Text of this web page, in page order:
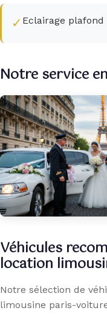
✓ Eclairage plafond
Notre service
Véhicules
location
Notre sélection de
limousine paris-